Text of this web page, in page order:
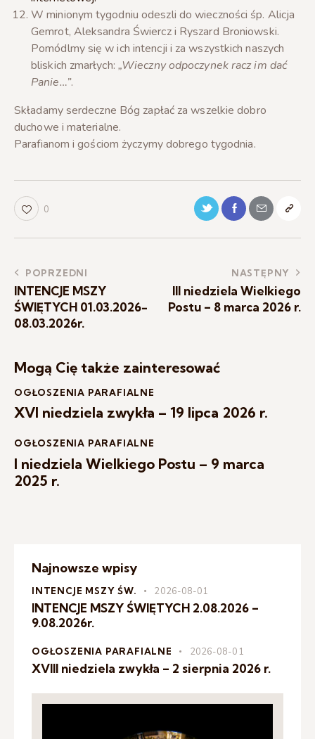
W minionym tygodniu odeszli do wieczności śp. Alicja
Gemrot, Aleksandra Świercz i Ryszard Broniowski.
Pomódlmy się w ich intencji i za wszystkich naszych
bliskich zmarłych: „Wieczny odpoczynek racz im dać
Panie…”.
Składamy serdeczne Bóg zapłać za wszelkie dobro
duchowe i materialne.
Parafianom i gościom życzymy dobrego tygodnia.
0
POPRZEDNI
INTENCJE MSZY
ŚWIĘTYCH 01.03.2026-
08.03.2026r.
NASTĘPNY
III niedziela Wielkiego
Postu – 8 marca 2026 r.
Mogą Cię także zainteresować
OGŁOSZENIA PARAFIALNE
XVI niedziela zwykła – 19 lipca 2026 r.
OGŁOSZENIA PARAFIALNE
I niedziela Wielkiego Postu – 9 marca
2025 r.
Najnowsze wpisy
INTENCJE MSZY ŚW. 2026-08-01
INTENCJE MSZY ŚWIĘTYCH 2.08.2026 –
9.08.2026r.
OGŁOSZENIA PARAFIALNE 2026-08-01
XVIII niedziela zwykła – 2 sierpnia 2026 r.